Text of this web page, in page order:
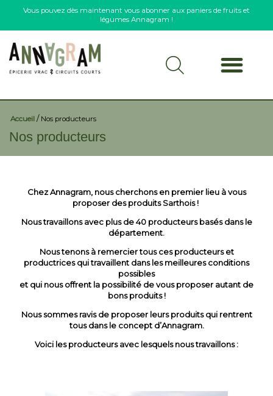
Accueil / Nos producteurs
Nos producteurs
Chez Annagram, nous cherchons en premier lieu à vous
proposer des produits Sarthois !
Nous travaillons avec plus de 40 producteurs basés dans le
département.
Nous tenons à remercier tous ces producteurs et
productrices qui travaillent dans les meilleures conditions
possibles
et qui nous offrent la possibilité de vous proposer autant de
bons produits !
Nous sommes ravis de proposer leurs produits qui rentrent
tous dans le concept d’Annagram.
Voici les producteurs avec lesquels nous travaillons :
Vous pouvez dès maintenant vous abonner aux paniers de fruits et
légumes Annagram !